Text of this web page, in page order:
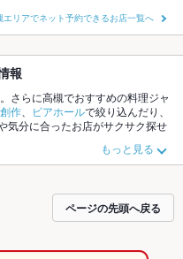
エリアでネット予約できるお店一覧へ
報
さらに高槻でおすすめの料理ジャ
作 ビアホールで絞り込んだり、
気分に合ったお店がサクサク探せ
や季節のおすすめ料理など、お店の
使える簡単便利なネット予約が使
グルメをご利用ください。
もっと見る
ページの先頭へ戻る